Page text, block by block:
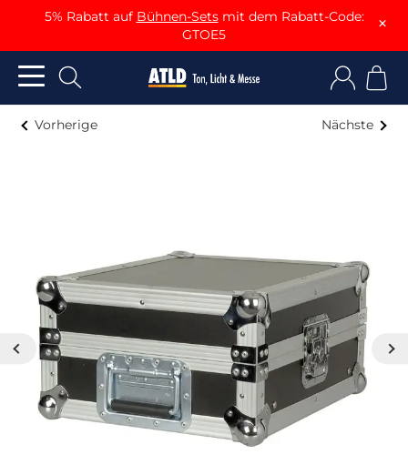
5% Rabatt auf Bühnen-Setsmit dem Rabatt-Code:
GTOE5
×
Vorherige Nächste